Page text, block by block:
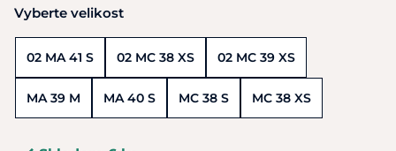
Vyberte velikost
02 MA 41 S 02 MC 38 XS 02 MC 39 XS
MA 39 M MA 40 S MC 38 S MC 38 XS